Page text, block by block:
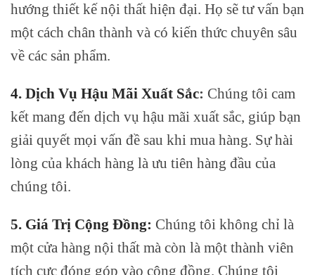
hướng thiết kế nội thất hiện đại. Họ sẽ tư vấn bạn
một cách chân thành và có kiến thức chuyên sâu
về các sản phẩm.
4. Dịch Vụ Hậu Mãi Xuất Sắc: Chúng tôi cam
kết mang đến dịch vụ hậu mãi xuất sắc, giúp bạn
giải quyết mọi vấn đề sau khi mua hàng. Sự hài
lòng của khách hàng là ưu tiên hàng đầu của
chúng tôi.
5. Giá Trị Cộng Đồng: Chúng tôi không chỉ là
một cửa hàng nội thất mà còn là một thành viên
tích cực đóng góp vào cộng đồng. Chúng tôi